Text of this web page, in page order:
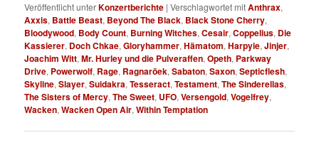
Veröffentlicht unterKonzertberichte |Verschlagwortet mitAnthrax,
Axxis, Battle Beast, Beyond The Black, Black Stone Cherry,
Bloodywood, Body Count, Burning Witches,Cesair,Coppelius, Die
Kassierer, Doch Chkae,Gloryhammer,Hämatom,Harpyie,Jinjer,
Joachim Witt,Mr. Hurley und die Pulveraffen,Opeth, Parkway
Drive, Powerwolf, Rage, Ragnaröek,Sabaton,Saxon,Septicflesh,
Skyline,Slayer,Suidakra,Tesseract,Testament,The Sinderellas,
The Sisters of Mercy,The Sweet, UFO,Versengold,Vogelfrey,
Wacken,Wacken Open Air,Within Temptation